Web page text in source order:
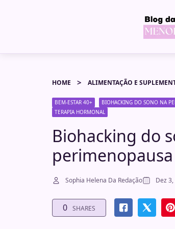
HOME ALIMENTAÇÃO E
BEM-ESTAR 40+ BIOHACKING DO SONO NA
TERAPIA HORMONAL
Biohacking do
perimenopausa
Sophia Helena Da Redação Dez
0 SHARES